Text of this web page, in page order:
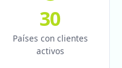
30
Países con clientes
activos